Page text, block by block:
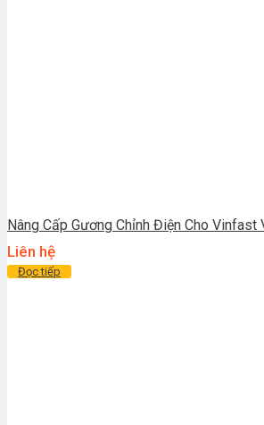
Nâng Cấp Gương Chỉnh Điện Cho Vinfast
Liên hệ
Đọc tiếp